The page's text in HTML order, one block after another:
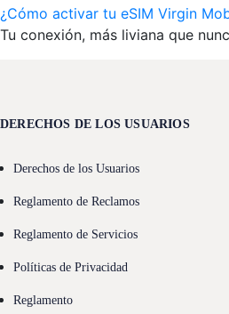
¿Cómo activar tu eSIM Virgin
Tu conexión, más liviana que
DERECHOS DE LOS USUARIOS
Derechos de los Usuarios
Reglamento de Reclamos
Reglamento de Servicios
Políticas de Privacidad
Reglamento